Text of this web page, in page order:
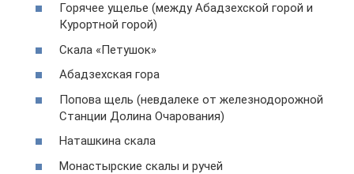
Горячее ущелье (между Абадзехской горой и
Курортной горой)
Скала «Петушок»
Абадзехская гора
Попова щель (невдалеке от железнодорожной
Станции Долина Очарования)
Наташкина скала
Монастырские скалы и ручей